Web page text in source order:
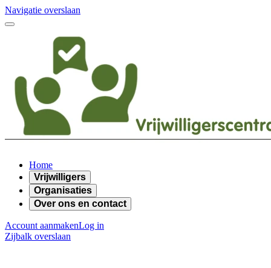
Navigatie overslaan
Home
Vrijwilligers
Organisaties
Over ons en contact
Account aanmakenLog in
Zijbalk overslaan